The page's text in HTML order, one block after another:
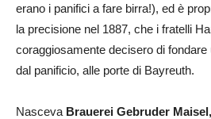
erano i panifici a fare birra!), ed è
la precisione nel 1887, che i fratelli
coraggiosamente decisero di fondare
dal panificio, alle porte di Bayreuth.
Nasceva Brauerei Gebruder Maisel,